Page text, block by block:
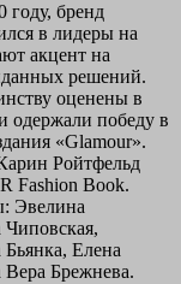
году, бренд
в лидеры на
акцент на
решений.
оценены в
одержали победу в
«Glamour».
Ройтфельд
Fashion Book.
Эвелина
Елена
Брежнева.